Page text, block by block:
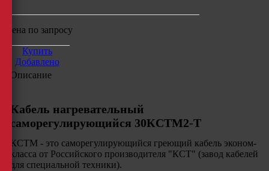
Цена по запросу
Купить
Добавлено
Описание
Кабель нагревательный
саморегулирующийся 30КСТМ2-Т
КСТМ - это саморегулирующийся греющий кабель эконом-
класса от Российского производителя "КСТ" (завод кабелей
для специальной техники).